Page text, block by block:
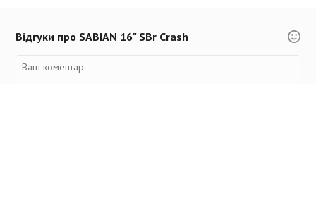
Відгуки про SABIAN 16" SBr Crash